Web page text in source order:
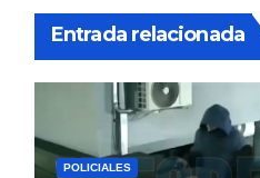
Entrada relacionada
POLICIALES